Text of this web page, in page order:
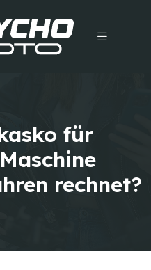
für
rechnet?